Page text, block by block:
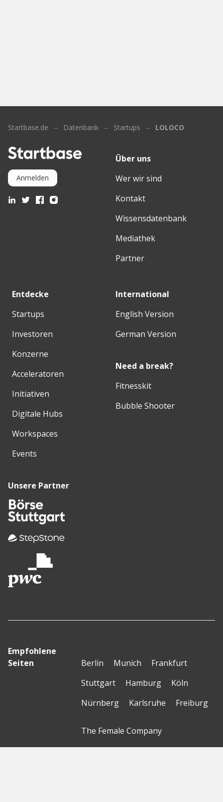
Startbase.de Datenbank Startups LOLOCO
Anmelden
Über uns
Wer wir sind
Kontakt
Wissensdatenbank
Mediathek
Partner
Entdecke
Startups
Investoren
Konzerne
Acceleratoren
Initiativen
Digitale Hubs
Workspaces
Events
International
English Version
German Version
Need a break?
Fitnesskit
Bubble Shooter
Unsere Partner
Empfohlene
Seiten
Berlin Munich
Frankfurt
Stuttgart
Hamburg
Köln
Nürnberg
Karlsruhe Freiburg
The Female Company
Creditshelf
HTGF
Vialytics